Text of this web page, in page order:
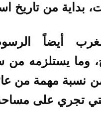
بداية من تاريخ
أيضاً
وما يستلزمه
من نسبة مهمة من
تجري على